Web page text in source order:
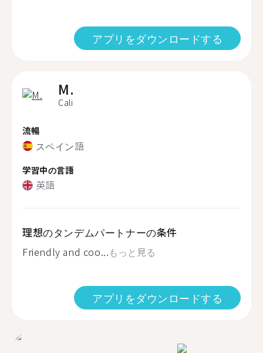
アプリをダウンロードする
M.
Cali
流暢
スペイン語
学習中の言語
英語
理想のタンデムパートナーの条件
Friendly and coo...もっと見る
アプリをダウンロードする